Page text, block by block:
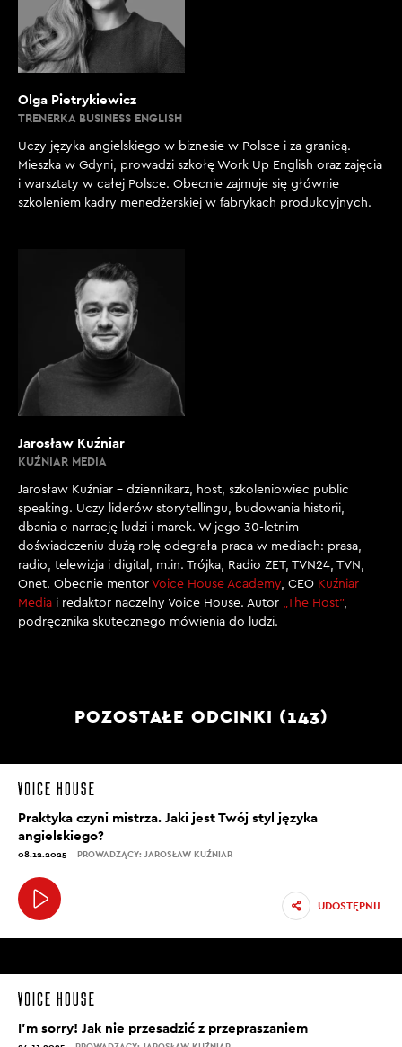
Olga Pietrykiewicz
TRENERKA BUSINESS ENGLISH
Uczy języka angielskiego w biznesie w Polsce i za granicą.
Mieszka w Gdyni, prowadzi szkołę Work Up English oraz zajęcia
i warsztaty w całej Polsce. Obecnie zajmuje się głównie
szkoleniem kadry menedżerskiej w fabrykach produkcyjnych.
Jarosław Kuźniar
KUŹNIAR MEDIA
Jarosław Kuźniar – dziennikarz, host, szkoleniowiec public
speaking. Uczy liderów storytellingu, budowania historii,
dbania o narrację ludzi i marek. W jego 30-letnim
doświadczeniu dużą rolę odegrała praca w mediach: prasa,
radio, telewizja i digital, m.in. Trójka, Radio ZET, TVN24, TVN,
Onet. Obecnie mentor Voice House Academy, CEO Kuźniar
Media i redaktor naczelny Voice House. Autor „The Host”,
podręcznika skutecznego mówienia do ludzi.
POZOSTAŁE ODCINKI (143)
Praktyka czyni mistrza. Jaki jest Twój styl języka
angielskiego?
08.12.2025 PROWADZĄCY: JAROSŁAW KUŹNIAR
UDOSTĘPNIJ
I’m sorry! Jak nie przesadzić z przepraszaniem